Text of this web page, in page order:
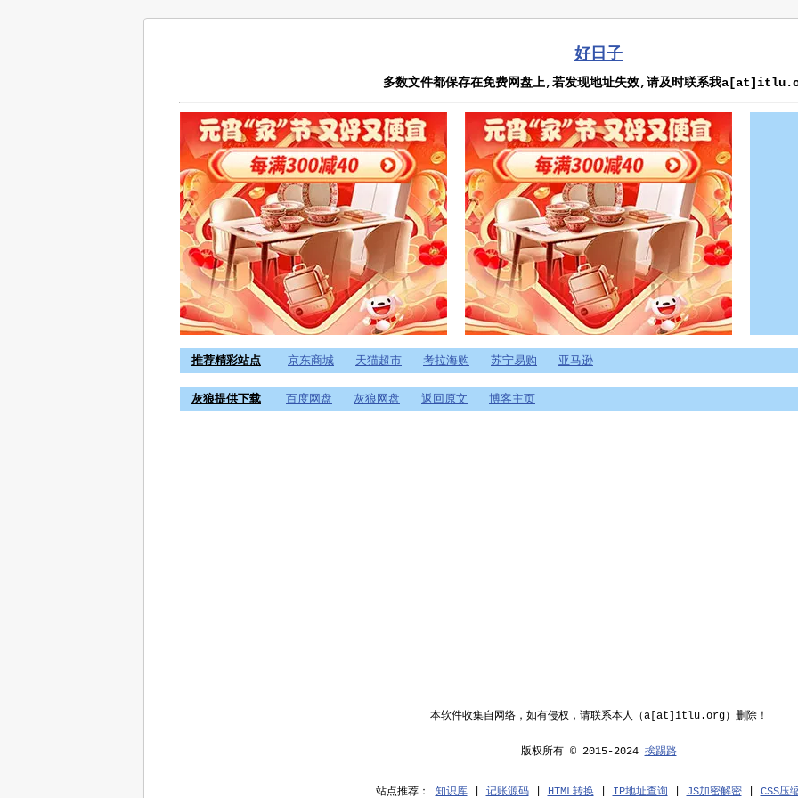
好日子
多数文件都保存在免费网盘上,若发现地址失效,请及时联系我
推荐精彩站点 京东商城 天猫超市 考拉海购 苏宁易购 亚马逊
灰狼提供下载 百度网盘 灰狼网盘 返回原文 博客主页
本软件收集自网络，如有侵权，请联系本人（a[at]itlu.org）删除！
版权所有 © 2015-2024 挨踢路
站点推荐： 知识库| 记账源码| HTML转换 IP地址查询 JS加密解密| CSS压